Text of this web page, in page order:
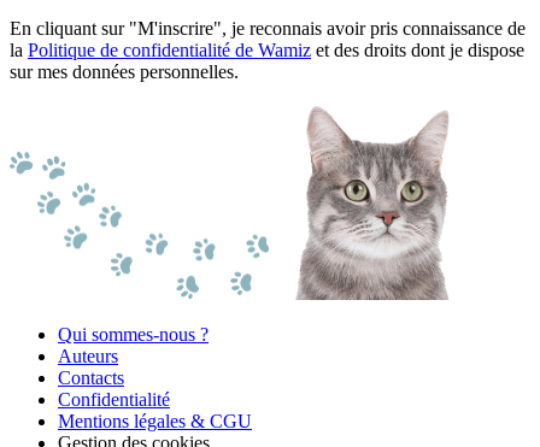
En cliquant sur "M'inscrire", je reconnais avoir pris connaissance de
la Politique de confidentialité de Wamiz et des droits dont je dispose
sur mes données personnelles.
Qui sommes-nous ?
Auteurs
Contacts
Confidentialité
Mentions légales & CGU